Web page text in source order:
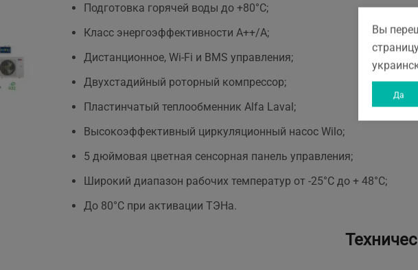
Подготовка горячей воды до +80°С;
Класс энергоэффективности А++/А;
Дистанционное, Wi-Fi и BMS управления;
Двухстадийный роторный компрессор;
Пластинчатый теплообменник Alfa Laval;
Высокоэффективный циркуляционный насос Wilo;
5 дюймовая цветная сенсорная панель управления;
Широкий диапазон рабочих температур от -25°С до + 48°С;
До 80°C при активации ТЭНа.
Вы
Да